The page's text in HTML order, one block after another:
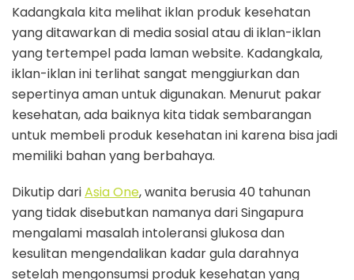
Kadangkala kita melihat iklan produk kesehatan
yang ditawarkan di media sosial atau di iklan-iklan
yang tertempel pada laman website. Kadangkala,
iklan-iklan ini terlihat sangat menggiurkan dan
sepertinya aman untuk digunakan. Menurut pakar
kesehatan, ada baiknya kita tidak sembarangan
untuk membeli produk kesehatan ini karena bisa jadi
memiliki bahan yang berbahaya.
Dikutip dariAsia One, wanita berusia 40 tahunan
yang tidak disebutkan namanya dari Singapura
mengalami masalah intoleransi glukosa dan
kesulitan mengendalikan kadar gula darahnya
setelah mengonsumsi produk kesehatan yang